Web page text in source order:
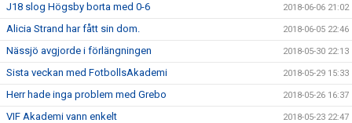
J18 slog Högsby borta med 0-6 2018-06-06 21:02
Alicia Strand har fått sin dom. 2018-06-05 22:46
Nässjö avgjorde i förlängningen 2018-05-30 22:13
Sista veckan med FotbollsAkademi 2018-05-29 15:33
Herr hade inga problem med Grebo 2018-05-26 16:37
VIF Akademi vann enkelt 2018-05-23 22:47